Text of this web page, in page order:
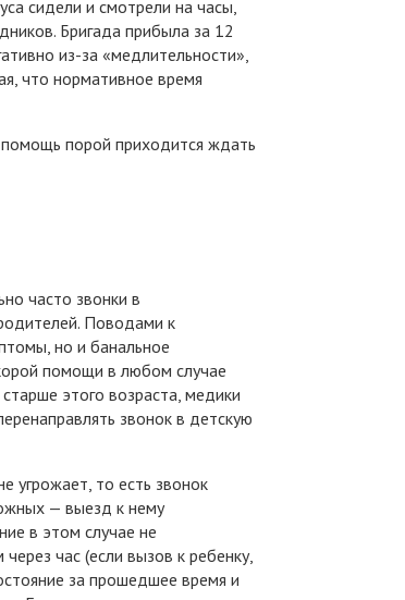
сидели и смотрели на часы,
Бригада прибыла за 12
из-за «медлительности»,
что нормативное время
часто звонки в
Поводами к
но и банальное
помощи в любом случае
этого возраста, медики
звонок в детскую
угрожает, то есть звонок
— выезд к нему
в этом случае не
час (если вызов к ребенку,
за прошедшее время и